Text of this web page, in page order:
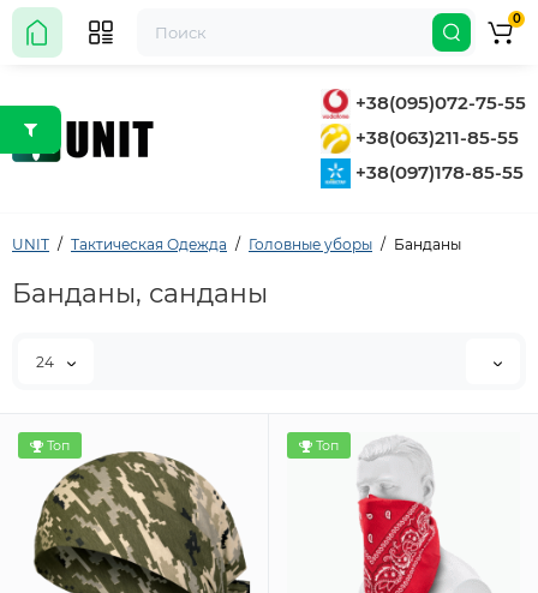
+38(095)072-75-55
+38(063)211-85-55
+38(097)178-85-55
0
UNIT Тактическая Одежда Головные уборы Банданы
Банданы, санданы
24
Топ Топ